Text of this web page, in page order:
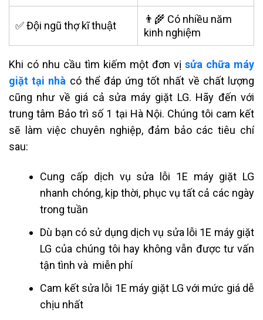
✅ Đội ngũ thợ kĩ thuật
👨‍🌾 Có nhiều năm
kinh nghiệm
Khi có nhu cầu tìm kiếm một đơn vị sửa chữa máy
giặt tại nhà có thể đáp ứng tốt nhất về chất lượng
cũng như về giá cả sửa máy giặt LG. Hãy đến với
trung tâm Bảo trì số 1 tại Hà Nội. Chúng tôi cam kết
sẽ làm việc chuyên nghiệp, đảm bảo các tiêu chí
sau:
Cung cấp dịch vụ sửa lỗi 1E máy giặt LG
nhanh chóng, kịp thời, phục vụ tất cả các ngày
trong tuần
Dù bạn có sử dụng dịch vụ sửa lỗi 1E máy giặt
LG của chúng tôi hay không vẫn được tư vấn
tận tình và miễn phí
Cam kết sửa lỗi 1E máy giặt LG với mức giá dễ
chịu nhất